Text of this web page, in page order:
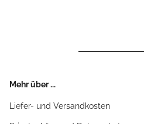
Mehr über ...
Liefer- und Versandkosten